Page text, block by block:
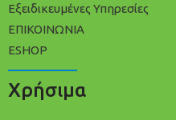
Εξειδικευμένες Υπηρεσίες
ΕΠΙΚΟΙΝΩΝΙΑ
ESHOP
Χρήσιμα